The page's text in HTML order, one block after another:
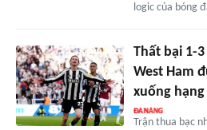
logic của bóng
Thất bại 1-
West Ham
xuống hạng
Trận thua bạc